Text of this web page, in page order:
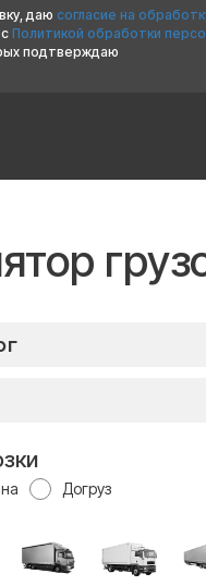
даю согласие на
Политикой обработки
подтверждаю
Догруз